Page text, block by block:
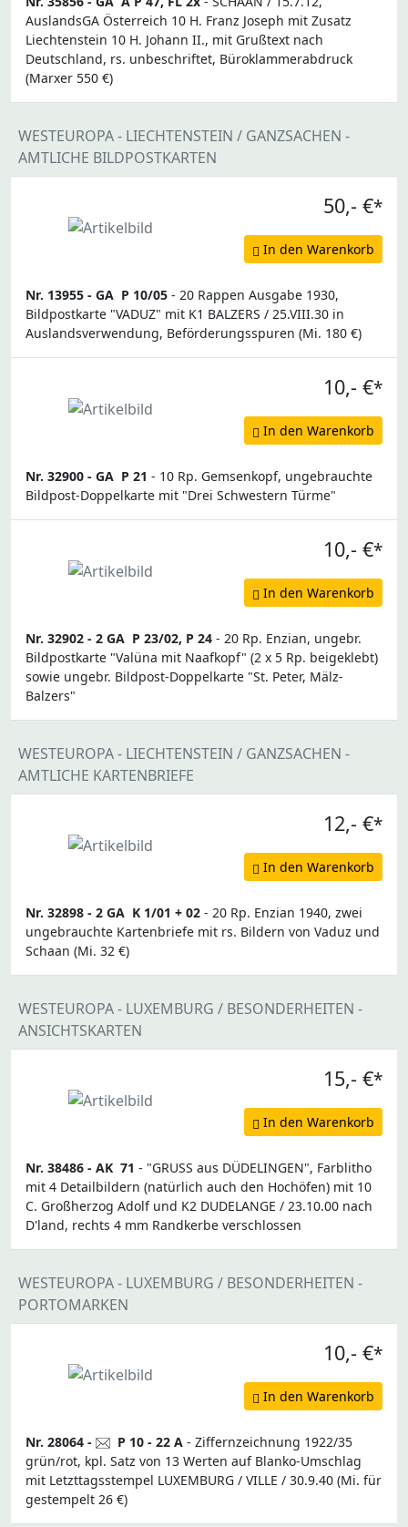
AuslandsGA Österreich 10 H. Franz Joseph mit Zusatz
Liechtenstein 10 H. Johann II., mit Grußtext nach
Deutschland, rs. unbeschriftet, Büroklammerabdruck
(Marxer 550 €)
WESTEUROPA - LIECHTENSTEIN / GANZSACHEN -
AMTLICHE BILDPOSTKARTEN
50,- €*
In den Warenkorb
Nr. 13955 - GA P 10/05 - 20 Rappen Ausgabe 1930,
Bildpostkarte "VADUZ" mit K1 BALZERS / 25.VIII.30 in
Auslandsverwendung, Beförderungsspuren (Mi. 180 €)
10,- €*
In den Warenkorb
Nr. 32900 - GA P 21 - 10 Rp. Gemsenkopf, ungebrauchte
Bildpost-Doppelkarte mit "Drei Schwestern Türme"
10,- €*
In den Warenkorb
Nr. 32902 - 2 GA P 23/02, P 24 - 20 Rp. Enzian, ungebr.
Bildpostkarte "Valüna mit Naafkopf" (2 x 5 Rp. beigeklebt)
sowie ungebr. Bildpost-Doppelkarte "St. Peter, Mälz-
Balzers"
WESTEUROPA - LIECHTENSTEIN / GANZSACHEN -
AMTLICHE KARTENBRIEFE
12,- €*
In den Warenkorb
Nr. 32898 - 2 GA K 1/01 + 02 - 20 Rp. Enzian 1940, zwei
ungebrauchte Kartenbriefe mit rs. Bildern von Vaduz und
Schaan (Mi. 32 €)
WESTEUROPA - LUXEMBURG / BESONDERHEITEN -
ANSICHTSKARTEN
15,- €*
In den Warenkorb
Nr. 38486 - AK 71 - "GRUSS aus DÜDELINGEN", Farblitho
mit 4 Detailbildern (natürlich auch den Hochöfen) mit 10
C. Großherzog Adolf und K2 DUDELANGE / 23.10.00 nach
D'land, rechts 4 mm Randkerbe verschlossen
WESTEUROPA - LUXEMBURG / BESONDERHEITEN -
PORTOMARKEN
10,- €*
In den Warenkorb
Nr. 28064 - P 10 - 22 A - Ziffernzeichnung 1922/35
grün/rot, kpl. Satz von 13 Werten auf Blanko-Umschlag
mit Letzttagsstempel LUXEMBURG / VILLE / 30.9.40 (Mi. für
gestempelt 26 €)